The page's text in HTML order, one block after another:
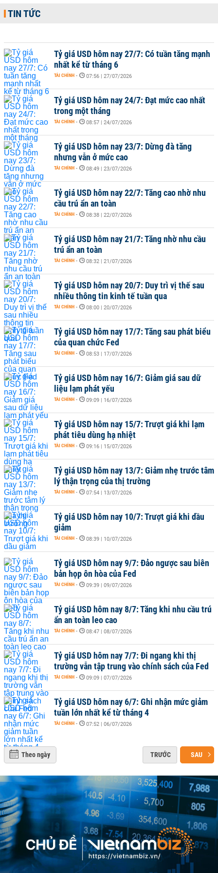
TIN TỨC
Tỷ giá USD hôm nay 27/7: Có tuần tăng mạnh
nhất kể từ tháng 6
TÀI CHÍNH - 07:56 | 27/07/2026
Tỷ giá USD hôm nay 24/7: Đạt mức cao nhất
trong một tháng
TÀI CHÍNH - 08:57 | 24/07/2026
Tỷ giá USD hôm nay 23/7: Dừng đà tăng
nhưng vẫn ở mức cao
TÀI CHÍNH - 08:49 | 23/07/2026
Tỷ giá USD hôm nay 22/7: Tăng cao nhờ nhu
cầu trú ẩn an toàn
TÀI CHÍNH - 08:38 | 22/07/2026
Tỷ giá USD hôm nay 21/7: Tăng nhờ nhu cầu
trú ẩn an toàn
TÀI CHÍNH - 08:32 | 21/07/2026
Tỷ giá USD hôm nay 20/7: Duy trì vị thế sau
nhiều thông tin kinh tế tuần qua
TÀI CHÍNH - 08:00 | 20/07/2026
Tỷ giá USD hôm nay 17/7: Tăng sau phát biểu
của quan chức Fed
TÀI CHÍNH - 08:53 | 17/07/2026
Tỷ giá USD hôm nay 16/7: Giảm giá sau dữ
liệu lạm phát yếu
TÀI CHÍNH - 09:09 | 16/07/2026
Tỷ giá USD hôm nay 15/7: Trượt giá khi lạm
phát tiêu dùng hạ nhiệt
TÀI CHÍNH - 09:16 | 15/07/2026
Tỷ giá USD hôm nay 13/7: Giảm nhẹ trước tâm
lý thận trọng của thị trường
TÀI CHÍNH - 07:54 | 13/07/2026
Tỷ giá USD hôm nay 10/7: Trượt giá khi dầu
giảm
TÀI CHÍNH - 08:39 | 10/07/2026
Tỷ giá USD hôm nay 9/7: Đảo ngược sau biên
bản họp ôn hòa của Fed
TÀI CHÍNH - 09:39 | 09/07/2026
Tỷ giá USD hôm nay 8/7: Tăng khi nhu cầu trú
ẩn an toàn leo cao
TÀI CHÍNH - 08:47 | 08/07/2026
Tỷ giá USD hôm nay 7/7: Đi ngang khi thị
trường vẫn tập trung vào chính sách của Fed
TÀI CHÍNH - 09:09 | 07/07/2026
Tỷ giá USD hôm nay 6/7: Ghi nhận mức giảm
tuần lớn nhất kể từ tháng 4
TÀI CHÍNH - 07:52 | 06/07/2026
Theo ngày TRƯỚC SAU